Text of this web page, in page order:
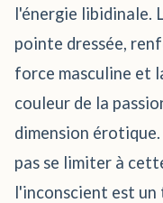
l'énergie libidinale.
pointe dressée,
force masculine et
couleur de la
dimension
pas se limiter à
l'inconscient est un